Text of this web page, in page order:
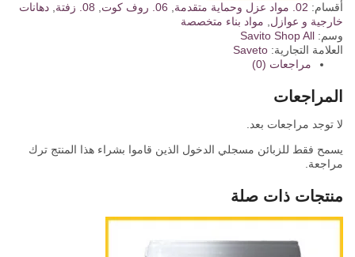
أقسام: 02. مواد عزل وحماية متقدمة 06. روف كوت 08. زفتة
دهانات
خارجية و عوازل
مواد بناء متخصصة
وسم:
Savito Shop All
العلامة التجارية: Saveto
مراجعات (0)
المراجعات
لا توجد مراجعات بعد.
يسمح فقط للزبائن مسجلي الدخول الذين قاموا بشراء هذا المنتج ترك
مراجعة.
منتجات ذات صلة